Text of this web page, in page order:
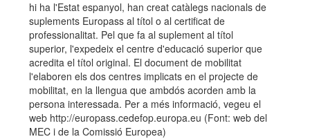
hi ha l'Estat espanyol, han creat catàlegs nacionals de
suplements Europass al títol o al certificat de
professionalitat. Pel que fa al suplement al títol
superior, l'expedeix el centre d'educació superior que
acredita el títol original. El document de mobilitat
l'elaboren els dos centres implicats en el projecte de
mobilitat, en la llengua que ambdós acorden amb la
persona interessada. Per a més informació, vegeu el
web http://europass.cedefop.europa.eu (Font: web del
MEC i de la Comissió Europea)